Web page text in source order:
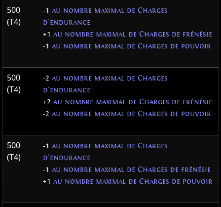
500
(T4)
-1 au nombre maximal de Charges
d'endurance
+1 au nombre maximal de Charges de frénésie
-1 au nombre maximal de Charges de pouvoir
500
(T4)
-2 au nombre maximal de Charges
d'endurance
+2 au nombre maximal de Charges de frénésie
-2 au nombre maximal de Charges de pouvoir
500
(T4)
-1 au nombre maximal de Charges
d'endurance
-1 au nombre maximal de Charges de frénésie
+1 au nombre maximal de Charges de pouvoir